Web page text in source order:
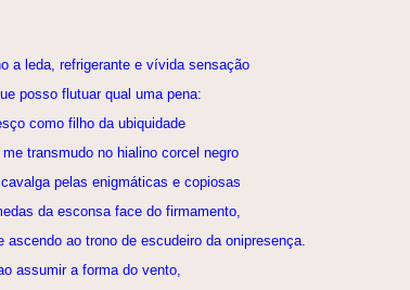
a leda, refrigerante e vívida sensação
posso flutuar qual uma pena:
como filho da ubiquidade
me transmudo no hialino corcel negro
pelas enigmáticas e copiosas
da esconsa face do firmamento,
ascendo ao trono de escudeiro da onipresença.
assumir a forma do vento,